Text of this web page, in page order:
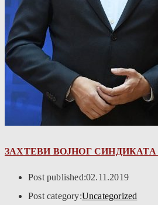
ЗАХТЕВИ ВОЈНОГ
Post published:02.11.2019
Post category:Uncategorized